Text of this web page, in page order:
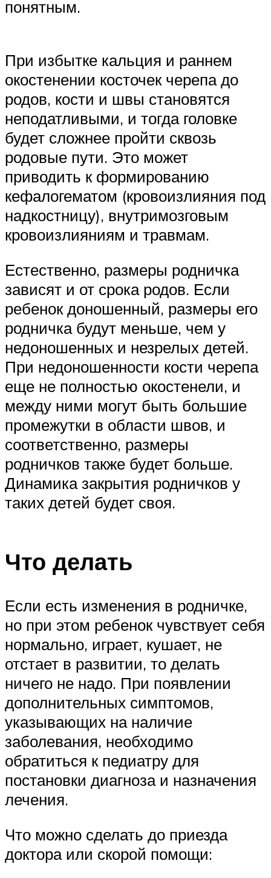
понятным.
При избытке кальция и раннем
окостенении косточек черепа до
родов, кости и швы становятся
неподатливыми, и тогда головке
будет сложнее пройти сквозь
родовые пути. Это может
приводить к формированию
кефалогематом (кровоизлияния под
надкостницу), внутримозговым
кровоизлияниям и травмам.
Естественно, размеры родничка
зависят и от срока родов. Если
ребенок доношенный, размеры его
родничка будут меньше, чем у
недоношенных и незрелых детей.
При недоношенности кости черепа
еще не полностью окостенели, и
между ними могут быть большие
промежутки в области швов, и
соответственно, размеры
родничков также будет больше.
Динамика закрытия родничков у
таких детей будет своя.
Что делать
Если есть изменения в родничке,
но при этом ребенок чувствует себя
нормально, играет, кушает, не
отстает в развитии, то делать
ничего не надо. При появлении
дополнительных симптомов,
указывающих на наличие
заболевания, необходимо
обратиться к педиатру для
постановки диагноза и назначения
лечения.
Что можно сделать до приезда
доктора или скорой помощи: